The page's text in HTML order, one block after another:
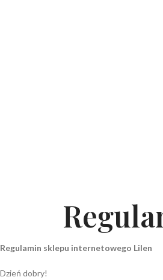
Regulamin sklepu internetowego Lilen
Dzień dobry!